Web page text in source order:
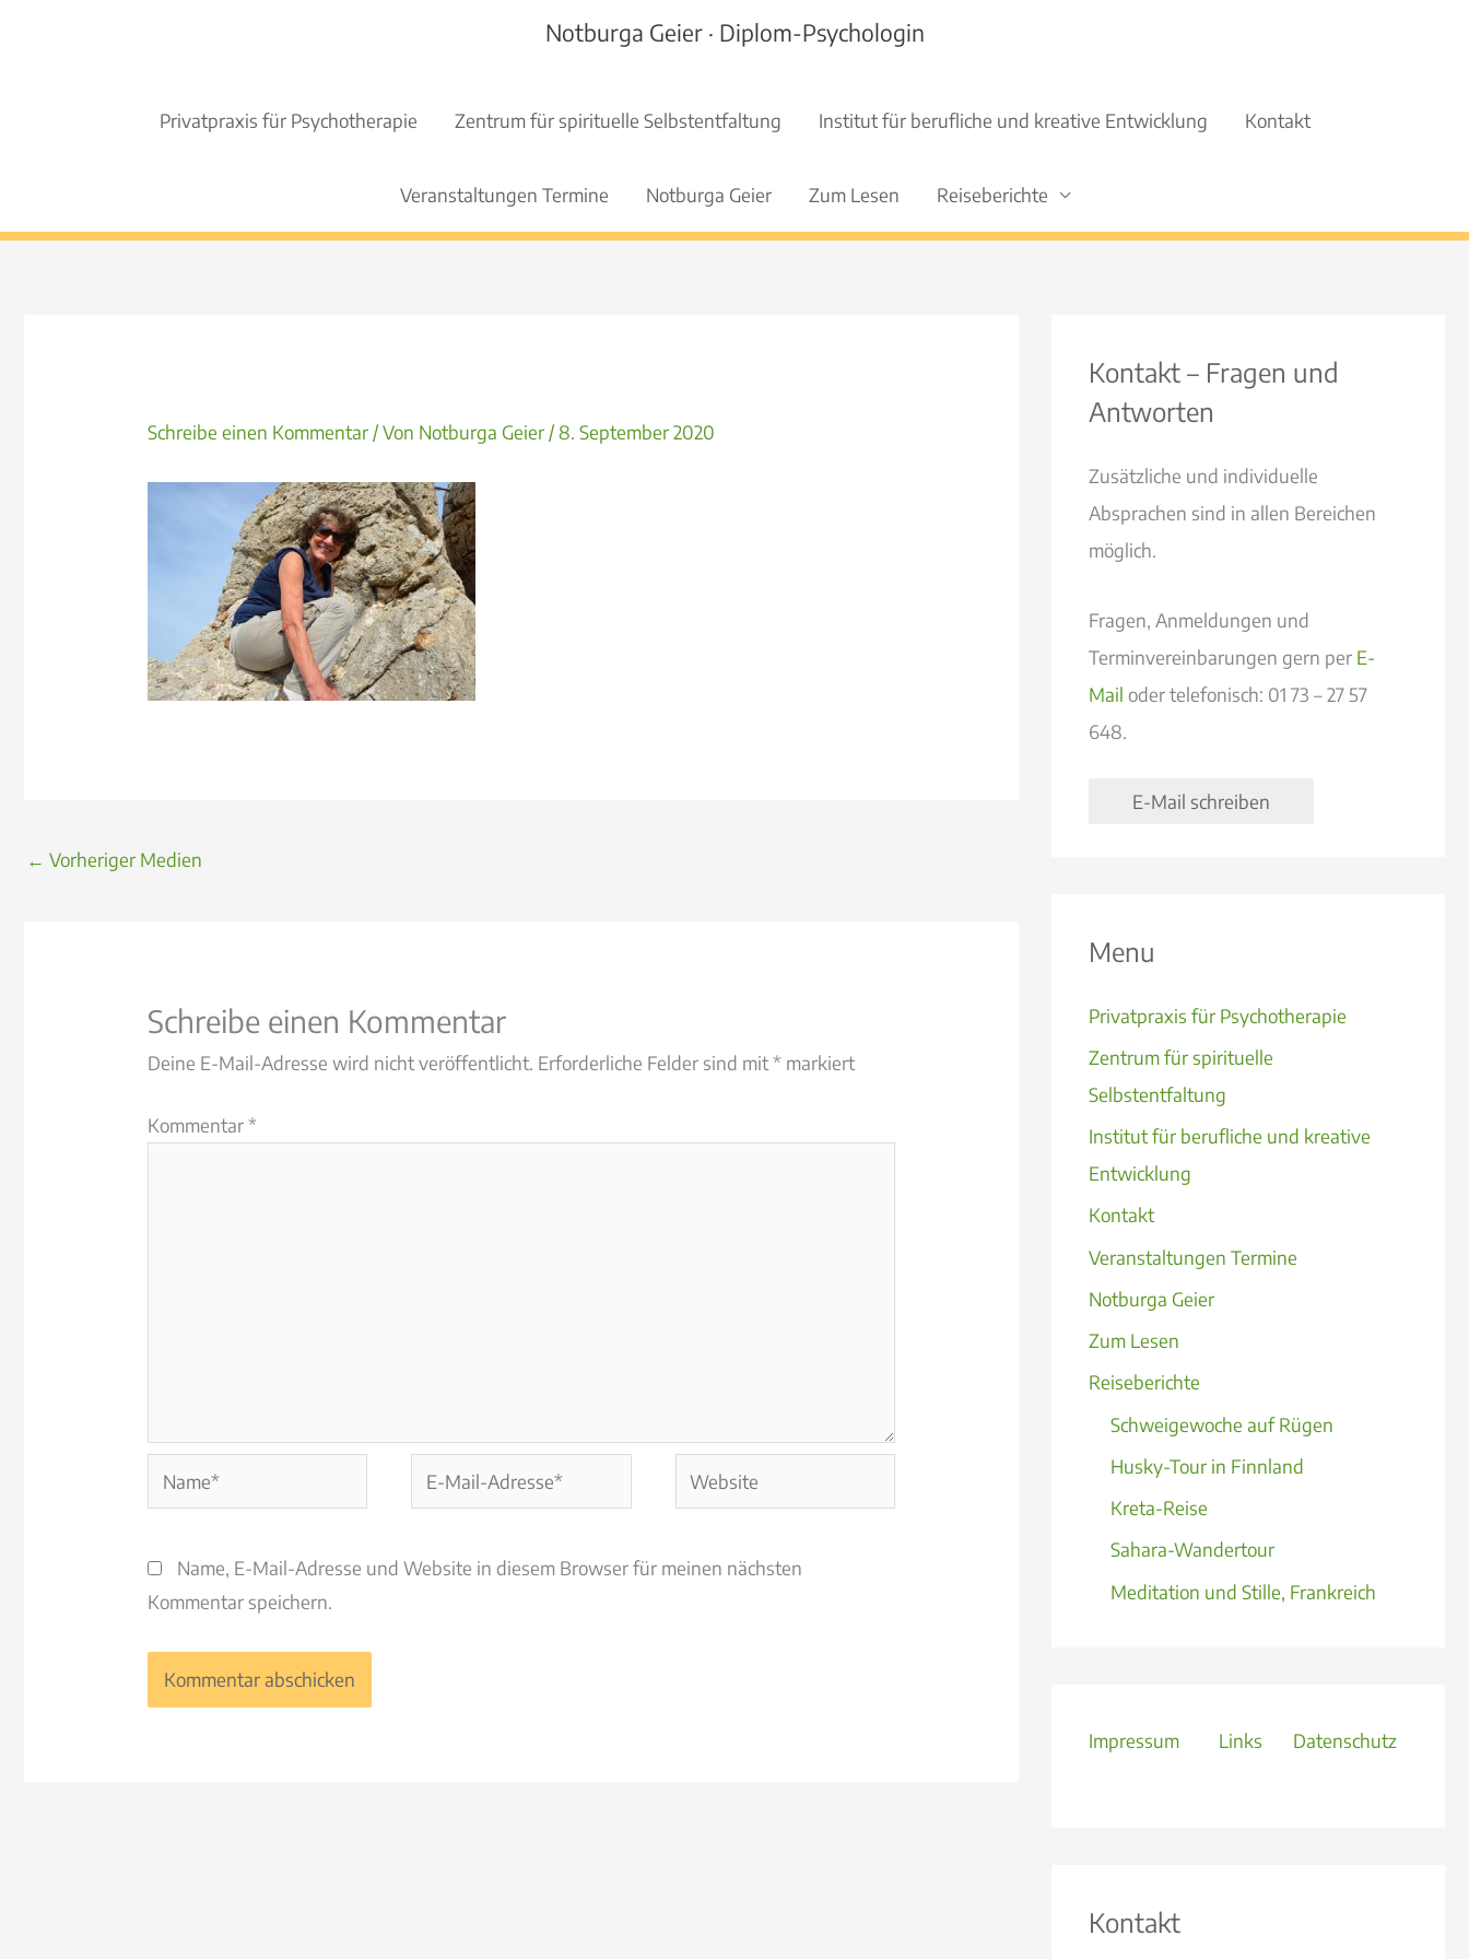
Notburga Geier · Diplom-Psychologin
Privatpraxis für Psychotherapie Zentrum für spirituelle Selbstentfaltung Institut für berufliche und kreative Entwicklung Kontakt
Veranstaltungen Termine Notburga Geier Zum Lesen Reiseberichte
Schreibe einen Kommentar/ Von Notburga Geier/ 8. September 2020
← Vorheriger Medien
Schreibe einen Kommentar
Deine E-Mail-Adresse wird nicht veröffentlicht. Erforderliche Felder sind mit* markiert
Kommentar*
Name*
E-
Mail-
Website
Name, E-Mail-Adresse und Website in diesem Browser für meinen nächsten
Kommentar speichern.
Kontakt – Fragen und
Antworten
Zusätzliche und individuelle
Absprachen sind in allen Bereichen
möglich.
Fragen, Anmeldungen und
Terminvereinbarungen gern per E-
Mail oder telefonisch: 01 73 – 27 57
648.
E-Mail schreiben
Menu
Privatpraxis für Psychotherapie
Zentrum für spirituelle
Selbstentfaltung
Institut für berufliche und kreative
Entwicklung
Kontakt
Veranstaltungen Termine
Notburga Geier
Zum Lesen
Reiseberichte
Schweigewoche auf Rügen
Husky-Tour in Finnland
Kreta-Reise
Sahara-Wandertour
Meditation und Stille, Frankreich
Impressum Links Datenschutz
Kontakt